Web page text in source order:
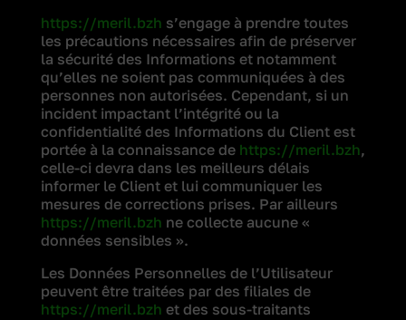
https://meril.bzh s’engage à prendre toutes
les précautions nécessaires afin de préserver
la sécurité des Informations et notamment
qu’elles ne soient pas communiquées à des
personnes non autorisées. Cependant, si un
incident impactant l’intégrité ou la
confidentialité des Informations du Client est
portée à la connaissance de https://meril.bzh,
celle-ci devra dans les meilleurs délais
informer le Client et lui communiquer les
mesures de corrections prises. Par ailleurs
https://meril.bzh ne collecte aucune «
données sensibles ».
Les Données Personnelles de l’Utilisateur
peuvent être traitées par des filiales de
https://meril.bzh et des sous-traitants